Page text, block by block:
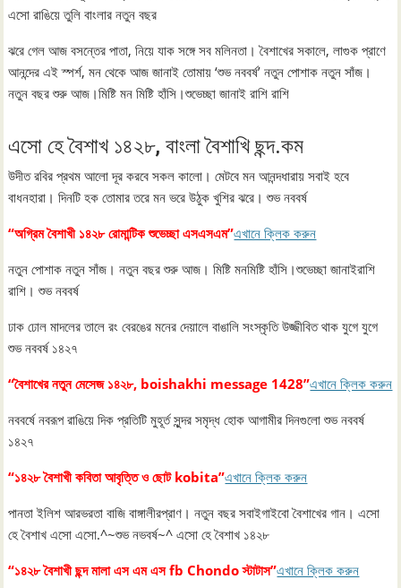
এসো রাঙিয়ে তুলি বাংলার নতুন বছর
ঝরে গেল আজ বসন্তের পাতা, নিয়ে যাক সঙ্গে সব মলিনতা। বৈশাখের সকালে, লাগুক প্রাণে
আনন্দের এই স্পর্শ, মন থেকে আজ জানাই তোমায় ‘শুভ নববর্ষ’ নতুন পোশাক নতুন সাঁজ।
নতুন বছর শুরু আজ।মিষ্টি মন মিষ্টি হাঁসি।শুভেচ্ছা জানাই রাশি রাশি
এসো হে বৈশাখ ১৪২৮, বাংলা বৈশাখি ছন্দ.কম
উদীত রবির প্রথম আলো দূর করবে সকল কালো। মেটবে মন আনন্দধারায় সবাই হবে
বাধনহারা। দিনটি হক তোমার তরে মন ভরে উঠুক খুশির ঝরে। শুভ নববর্ষ
“অগ্রিম বৈশাখী ১৪২৮ রোমান্টিক শুভেচ্ছা এসএসএম”এখানে ক্লিক করুন
নতুন পোশাক নতুন সাঁজ। নতুন বছর শুরু আজ। মিষ্টি মনমিষ্টি হাঁসি।শুভেচ্ছা জানাইরাশি
রাশি। শুভ নববর্ষ
ঢাক ঢোল মাদলের তালে রং বেরঙের মনের দেয়ালে বাঙালি সংস্কৃতি উজ্জীবিত থাক যুগে যুগে
শুভ নববর্ষ ১৪২৭
“বৈশাখের নতুন মেসেজ ১৪২৮, boishakhi message 1428”এখানে ক্লিক করুন
নববর্ষে নবরূপ রাঙিয়ে দিক প্রতিটি মুহূর্ত সুন্দর সমৃদ্ধ হোক আগামীর দিনগুলো শুভ নববর্ষ
১৪২৭
“১৪২৮ বৈশাখী কবিতা আবৃত্তি ও ছোট kobita”এখানে ক্লিক করুন
পানতা ইলিশ আরভরতা বাজি বাঙ্গালীরপ্রাণ। নতুন বছর সবাইগাইবো বৈশাখের গান। এসো
হে বৈশাখ এসো এসো.^~শুভ নভবর্ষ~^ এসো হে বৈশাখ ১৪২৮
“১৪২৮ বৈশাখী ছন্দ মালা এস এম এস fb Chondo স্টাটাস”এখানে ক্লিক করুন